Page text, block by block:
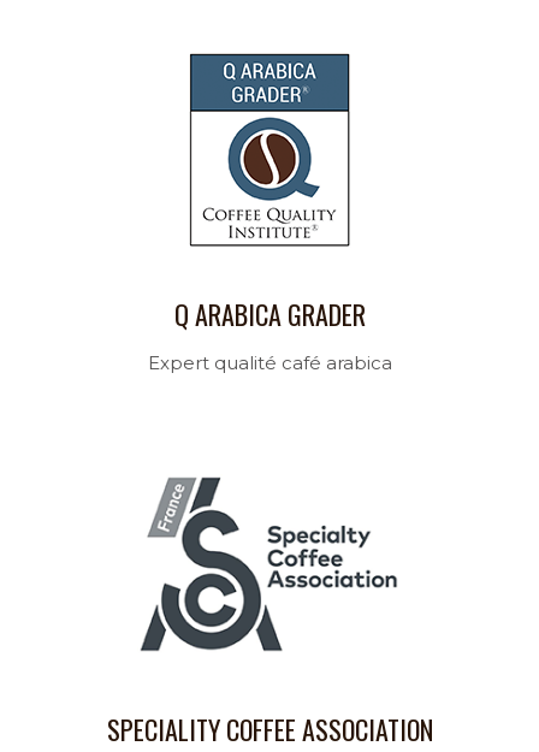
Q ARABICA GRADER
Expert qualité café arabica
SPECIALITY COFFEE ASSOCIATION